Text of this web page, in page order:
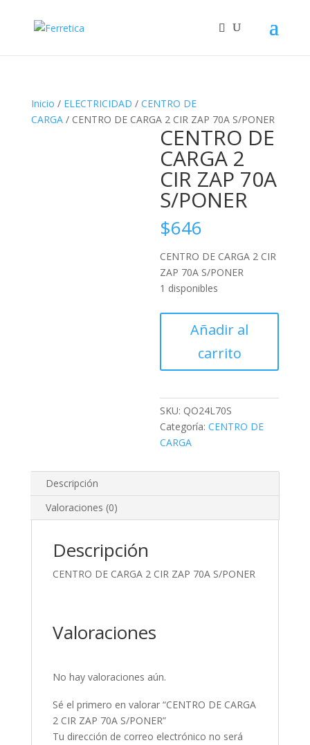
Inicio / ELECTRICIDAD / CENTRO DE
CARGA/ CENTRO DE CARGA 2 CIR ZAP 70A S/PONER
CENTRO DE
CARGA 2
CIR ZAP 70A
S/PONER
$646
CENTRO DE CARGA 2 CIR
ZAP 70A S/PONER
1 disponibles
2
ZAP
70A
S/PONER
cantidad
Añadir al
carrito
SKU: QO24L70S
Categoría:CENTRO DE
CARGA
Descripción
Valoraciones (0)
Descripción
CENTRO DE CARGA 2 CIR ZAP 70A S/PONER
Valoraciones
No hay valoraciones aún.
Sé el primero en valorar “CENTRO DE CARGA
2 CIR ZAP 70A S/PONER”
Tu dirección de correo electrónico no será